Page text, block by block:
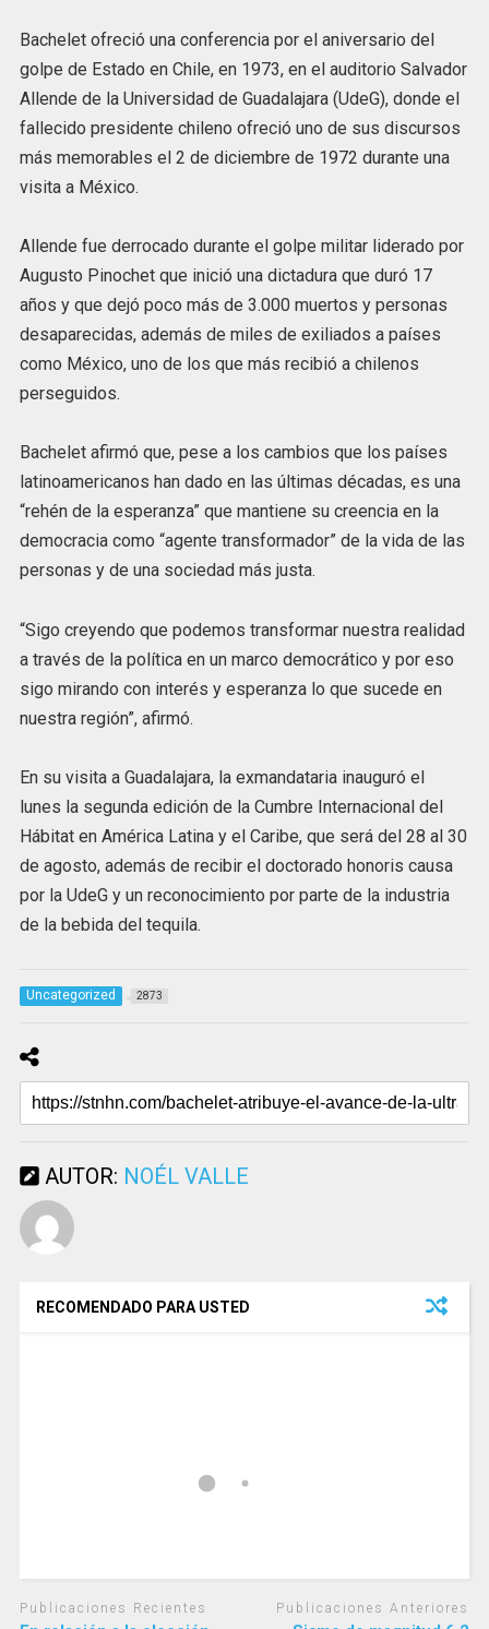
Bachelet ofreció una conferencia por el aniversario del
golpe de Estado en Chile, en 1973, en el auditorio Salvador
Allende de la Universidad de Guadalajara (UdeG), donde el
fallecido presidente chileno ofreció uno de sus discursos
más memorables el 2 de diciembre de 1972 durante una
visita a México.
Allende fue derrocado durante el golpe militar liderado por
Augusto Pinochet que inició una dictadura que duró 17
años y que dejó poco más de 3.000 muertos y personas
desaparecidas, además de miles de exiliados a países
como México, uno de los que más recibió a chilenos
perseguidos.
Bachelet afirmó que, pese a los cambios que los países
latinoamericanos han dado en las últimas décadas, es una
“rehén de la esperanza” que mantiene su creencia en la
democracia como “agente transformador” de la vida de las
personas y de una sociedad más justa.
“Sigo creyendo que podemos transformar nuestra realidad
a través de la política en un marco democrático y por eso
sigo mirando con interés y esperanza lo que sucede en
nuestra región”, afirmó.
En su visita a Guadalajara, la exmandataria inauguró el
lunes la segunda edición de la Cumbre Internacional del
Hábitat en América Latina y el Caribe, que será del 28 al 30
de agosto, además de recibir el doctorado honoris causa
por la UdeG y un reconocimiento por parte de la industria
de la bebida del tequila.
Uncategorized 2873
AUTOR: NOÉL VALLE
RECOMENDADO PARA USTED
Publicaciones Recientes Publicaciones Anteriores